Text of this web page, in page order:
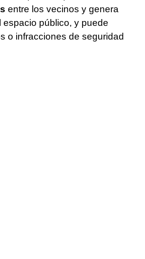
entre los vecinos y genera
espacio público, y puede
o infracciones de seguridad